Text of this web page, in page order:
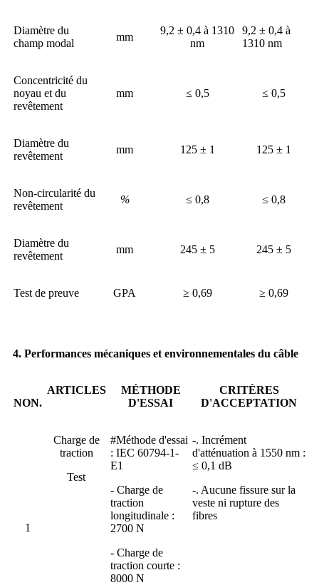
Diamètre du
champ modal
mm
9,2 ± 0,4 à 1310
nm
9,2 ± 0,4 à
1310 nm
Concentricité du
noyau et du
revêtement
mm ≤ 0,5 ≤ 0,5
Diamètre du
revêtement
mm 125 ± 1 125 ± 1
Non-circularité du
revêtement
% ≤ 0,8 ≤ 0,8
Diamètre du
revêtement
mm 245 ± 5 245 ± 5
Test de preuve GPA ≥ 0,69 ≥ 0,69
4. Performances mécaniques et environnementales du câble
NON.
ARTICLES
MÉTHODE
D'ESSAI
CRITÈRES
D'ACCEPTATION
1
Charge de
traction
Test
#Méthode d'essai
: IEC 60794-1-
E1
- Charge de
traction
longitudinale :
2700 N
- Charge de
traction courte :
8000 N
-. Incrément
d'atténuation à 1550 nm :
≤ 0,1 dB
-. Aucune fissure sur la
veste ni rupture des
fibres